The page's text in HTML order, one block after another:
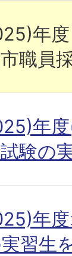
年
職員
年
験の
年
習生